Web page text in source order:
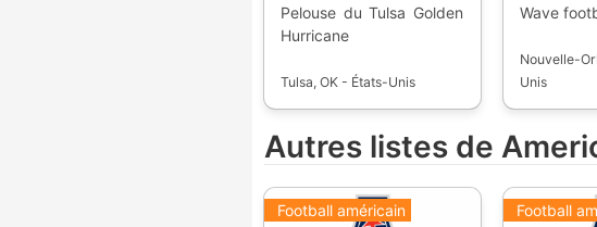
Pelouse du Tulsa Golden
Hurricane
Tulsa, OK - États-Unis
Wave
Nouvelle-
Unis
Autres listes de
Football américain Football